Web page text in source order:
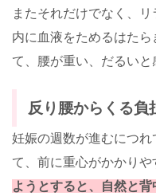
またそれだけでなく、
内に血液をためるはた
て、腰が重い、だるいと
反り腰からくる負
妊娠の週数が進むにつ
て、前に重心がかかりや
ようとすると、自然と